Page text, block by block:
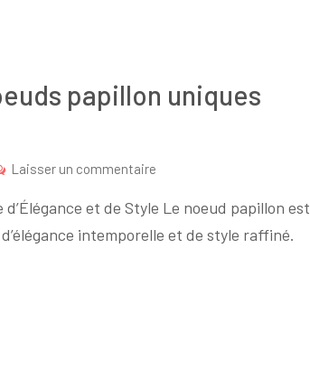
papillon uniques
Laisser un commentaire
intemporelle
avec
et de Style Le noeud papillon est
intemporelle et de style raffiné.